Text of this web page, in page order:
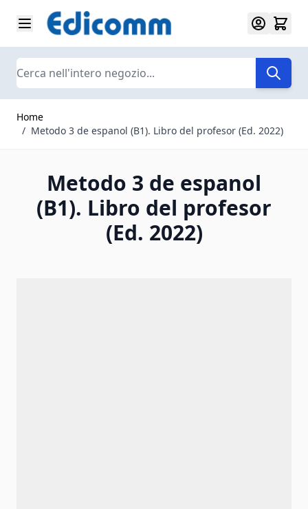
Salta al contenuto
Search
Home
/ Metodo 3 de espanol (B1). Libro del profesor (Ed. 2022)
Metodo 3 de espanol
(B1). Libro del profesor
(Ed. 2022)